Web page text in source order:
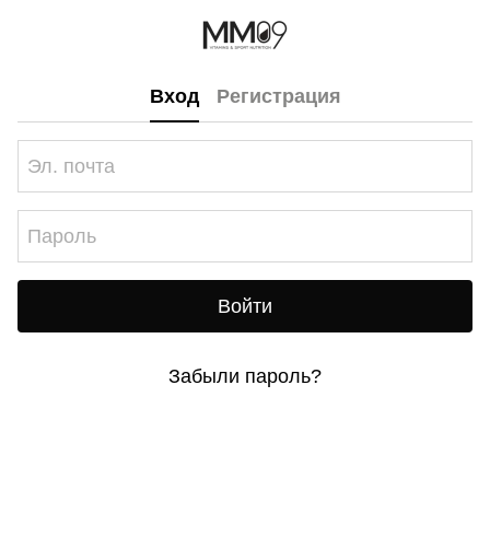
Вход Регистрация
Войти
Забыли пароль?